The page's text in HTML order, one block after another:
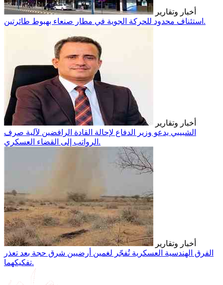
أخبار وتقارير
استئناف محدود للحركة الجوية في مطار صنعاء بهبوط طائرتين.
أخبار وتقارير
الشبيبي يدعو وزير الدفاع لإحالة القادة الرافضين لآلية صرف
الرواتب إلى القضاء العسكري.
أخبار وتقارير
الفرق الهندسية العسكرية تُفجّر لغمين أرضيين شرق حجة بعد تعذر
تفكيكهما.